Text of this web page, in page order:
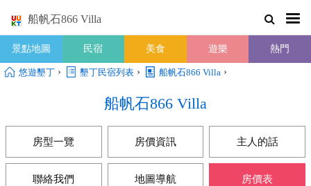
船帆石866 Villa
景點地圖 民宿 美食 遊樂 熱門
悠遊墾丁 › 墾丁民宿列表 › 船帆石866 Villa ›
船帆石866 Villa
房型一覽 房價資訊 主人的話
聯絡我們 地圖導航 房價表